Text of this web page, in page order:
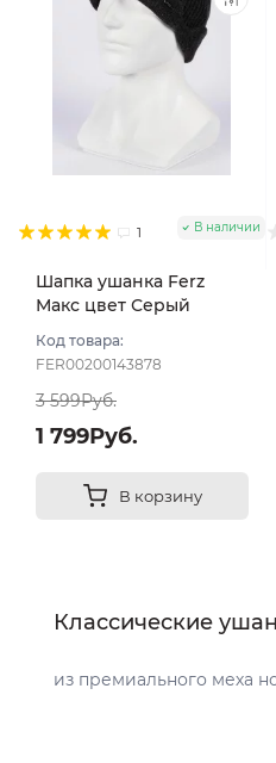
1 В наличии
Шапка ушанка Ferz
Макс цвет Серый
Код товара:
FER00200143878
3 599Руб.
1 799Руб.
В корзину
Классические
из премиального меха